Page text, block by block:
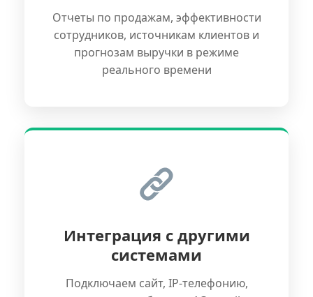
Отчеты по продажам, эффективности
сотрудников, источникам клиентов и
прогнозам выручки в режиме
реального времени
Интеграция с другими
системами
Подключаем сайт, IP-телефонию,